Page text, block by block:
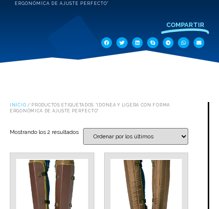
ERGONÓMICA DE AJUSTE PERFECTO”
COMPARTIR
INICIO / PRODUCTOS ETIQUETADOS “IDÓNEA Y LIGERA CON FORMA
ERGONÓMICA DE AJUSTE PERFECTO”
Mostrando los 2 resultados